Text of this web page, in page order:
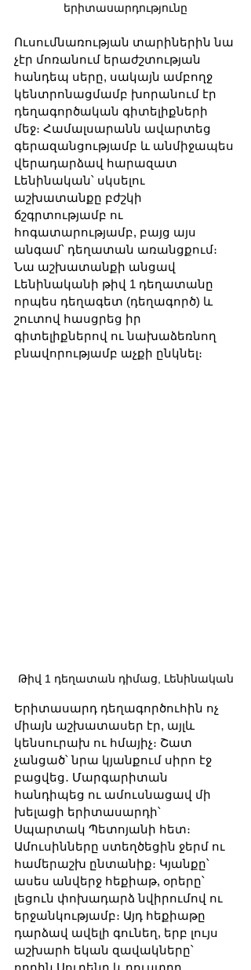
երիտասարդությունը
Ուսումնառության տարիներին նա
չէր մոռանում երաժշտության
հանդեպ սերը, սակայն ամբողջ
կենտրոնացմամբ խորանում էր
դեղագործական գիտելիքների
մեջ։ Համալսարանն ավարտեց
գերազանցությամբ և անմիջապես
վերադարձավ հարազատ
Լենինական՝ սկսելու
աշխատանքը բժշկի
ճշգրտությամբ ու
հոգատարությամբ, բայց այս
անգամ՝ դեղատան առանցքում։
Նա աշխատանքի անցավ
Լենինականի թիվ 1 դեղատանը
որպես դեղագետ (դեղագործ) և
շուտով հասցրեց իր
գիտելիքներով ու նախաձեռնող
բնավորությամբ աչքի ընկնել։
Թիվ 1 դեղատան դիմաց, Լենինական
Երիտասարդ դեղագործուհին ոչ
միայն աշխատասեր էր, այլև
կենսուրախ ու հմայիչ։ Շատ
չանցած՝ նրա կյանքում սիրո էջ
բացվեց․ Մարգարիտան
հանդիպեց ու ամուսնացավ մի
խելացի երիտասարդի՝
Սպարտակ Պետոյանի հետ։
Ամուսինները ստեղծեցին ջերմ ու
համերաշխ ընտանիք։ Կյանքը՝
ասես անվերջ հեքիաթ, օրերը՝
լեցուն փոխադարձ նվիրումով ու
երջանկությամբ։ Այդ հեքիաթը
դարձավ ավելի գունեղ, երբ լույս
աշխարհ եկան զավակները՝